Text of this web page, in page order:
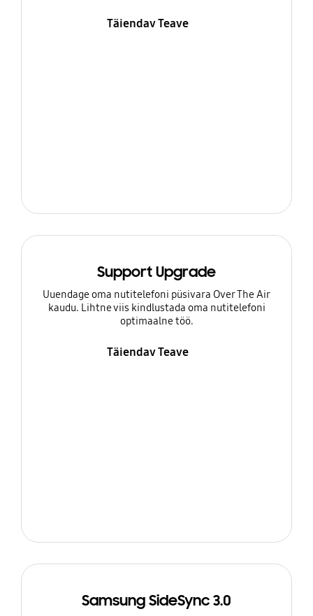
Täiendav Teave
Support Upgrade
Uuendage oma nutitelefoni püsivara Over The Air
kaudu. Lihtne viis kindlustada oma nutitelefoni
optimaalne töö.
Täiendav Teave
Samsung SideSync 3.0